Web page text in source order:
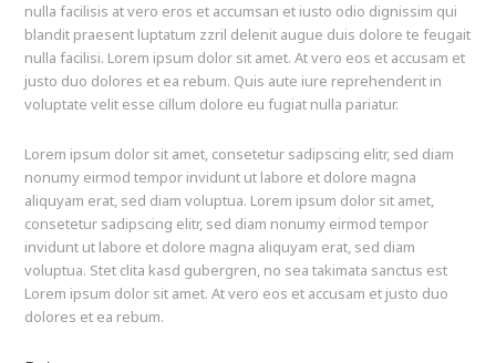
nulla facilisis at vero eros et accumsan et iusto odio dignissim qui
blandit praesent luptatum zzril delenit augue duis dolore te feugait
nulla facilisi. Lorem ipsum dolor sit amet. At vero eos et accusam et
justo duo dolores et ea rebum. Quis aute iure reprehenderit in
voluptate velit esse cillum dolore eu fugiat nulla pariatur.
Lorem ipsum dolor sit amet, consetetur sadipscing elitr, sed diam
nonumy eirmod tempor invidunt ut labore et dolore magna
aliquyam erat, sed diam voluptua. Lorem ipsum dolor sit amet,
consetetur sadipscing elitr, sed diam nonumy eirmod tempor
invidunt ut labore et dolore magna aliquyam erat, sed diam
voluptua. Stet clita kasd gubergren, no sea takimata sanctus est
Lorem ipsum dolor sit amet. At vero eos et accusam et justo duo
dolores et ea rebum.